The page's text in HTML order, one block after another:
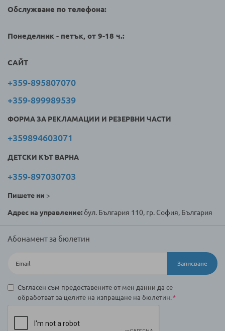
Обслужване по телефона:
Понеделник - петък, от 9-18 ч.:
САЙТ
+359-895807070
+359-899989539
ФОРМА ЗА РЕКЛАМАЦИИ И РЕЗЕРВНИ ЧАСТИ
+359894603071
ДЕТСКИ КЪТ ВАРНА
+359-897030703
Пишете ни >
Адрес на управление:бул. България 110, гр. София, България
Абонамент за бюлетин
Записване
Съгласен съм предоставените от мен данни да се
обработват за целите на изпращане на бюлетин.